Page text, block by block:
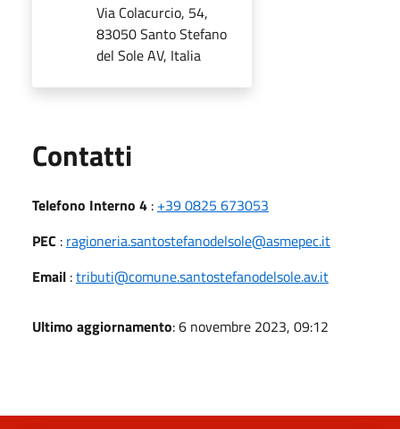
Via Colacurcio, 54,
83050 Santo Stefano
del Sole AV, Italia
Contatti
Telefono Interno 4 : +39 0825 673053
PEC : ragioneria.santostefanodelsole@asmepec.it
Email :tributi@comune.santostefanodelsole.av.it
Ultimo aggiornamento: 6 novembre 2023, 09:12